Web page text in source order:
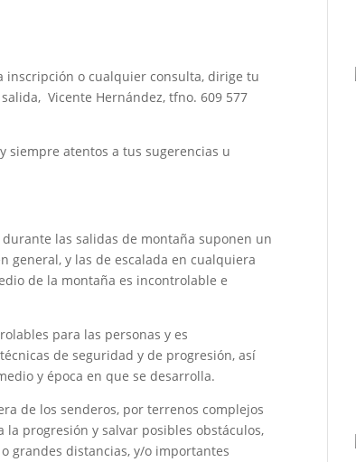
inscripción o cualquier consulta, dirige tu
Vicente Hernández, tfno. 609 577
siempre atentos a tus sugerencias u
las salidas de montaña suponen un
general, y las de escalada en cualquiera
de la montaña es incontrolable e
para las personas y es
de seguridad y de progresión, así
y época en que se desarrolla.
de los senderos, por terrenos complejos
progresión y salvar posibles obstáculos,
grandes distancias, y/o importantes